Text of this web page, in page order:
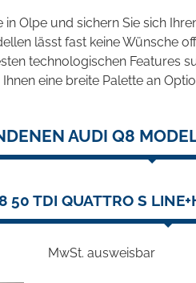
Olpe und sichern Sie sich
lässt fast keine Wünsche
technologischen Features
eine breite Palette an
AUDI Q8
50 TDI QUATTRO S
MwSt. ausweisbar